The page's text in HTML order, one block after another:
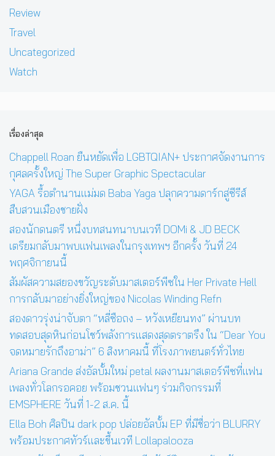
Review
Travel
Uncategorized
Watch
เรื่องล่าสุด
Chappell Roan ยืนหยัดเพื่อ LGBTQIAN+ ประกาศจัดงานการ
กุศลครั้งใหญ่ The Super Graphic Spectacular
YAGA รื้อตำนานแม่มด Baba Yaga ปลุกความดาร์กสู่ซีรีส์
สืบสวนเมืองชายฝั่ง
สองนักดนตรี หนึ่งบทสนทนาบนเวที DOMi & JD BECK
เตรียมกลับมาพบแฟนเพลงในกรุงเทพฯ อีกครั้ง วันที่ 24
พฤศจิกายนนี้
สัมผัสความสยองขวัญระดับมาสเตอร์พีซใน Her Private Hell
การกลับมาอย่างยิ่งใหญ่ของ Nicolas Winding Refn
สองดาวรุ่งน่าจับตา “หลี่ซือถง – หวังเหยียนทง” ผ่านบท
ทดสอบสุดหินก่อนโชว์พลังการแสดงสุดตราตรึง ใน “Dear You
จดหมายรักถึงอาม่า” 6 สิงหาคมนี้ ที่โรงภาพยนตร์ทั่วไทย
Ariana Grande ส่งอัลบั้มใหม่ petal ผลงานมาสเตอร์พีซที่แฟน
เพลงทั่วโลกรอคอย พร้อมชวนแฟนๆ ร่วมกิจกรรมที่
EMSPHERE วันที่ 1-2 ส.ค. นี้
Ella Boh ศิลปิน dark pop ปล่อยอัลบั้ม EP ที่มีชื่อว่า BLURRY
พร้อมประกาศทัวร์และขึ้นเวที Lollapalooza